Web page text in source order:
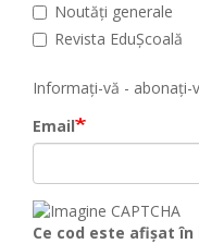
Noutăți generale
Revista EduȘcoală
Informați-vă - abonați-
Email
Ce cod este afișat în